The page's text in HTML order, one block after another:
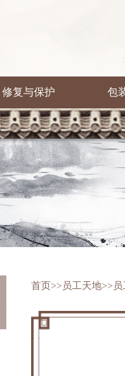
修复与保护 包
首页>> 员工天地>>